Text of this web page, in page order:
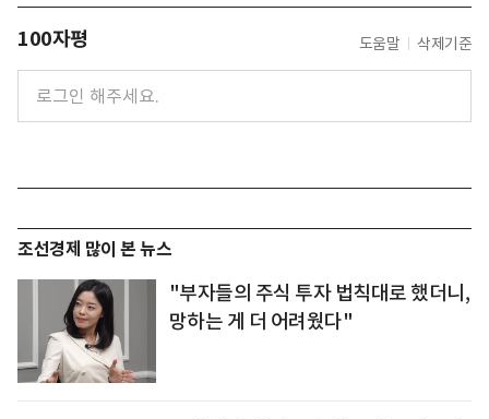
100자평 도움말 삭제기준
조선경제 많이 본 뉴스
"부자들의 주식 투자 법칙대로 했더니,
망하는 게 더 어려웠다"